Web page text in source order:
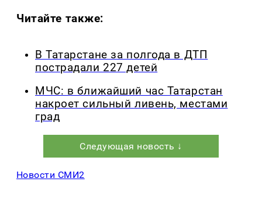
Читайте также:
В Татарстане за полгода в ДТП
пострадали 227 детей
МЧС: в ближайший час Татарстан
накроет сильный ливень, местами
град
Следующая новость ↓
Новости СМИ2